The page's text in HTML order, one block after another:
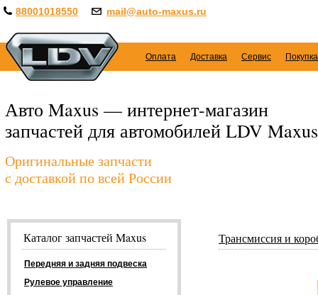
88001018550 mail@auto-maxus.ru
Оплата Доставка Сервис
Авто Maxus — интернет-магазин
запчастей для автомобилей LDV Maxus
Оригинальные запчасти
с доставкой по всей России
Трансмиссия и
Каталог запчастей Maxus
Передняя и задняя подвеска
Рулевое управление